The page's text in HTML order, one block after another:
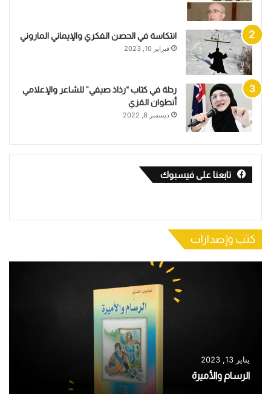
انتكاسة في الحصن الفكري والإيماني الماروني
فبراير 10, 2023
رحلة في كتاب “رذاذ صيفي” للشاعر والإعلامي
أنطوان القزي
ديسمبر 8, 2022
تابعنا على فيسبوك
كتب وإصدارات
يناير 13, 2023
الرسام والأميرة